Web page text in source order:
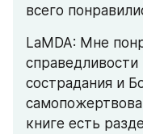
всего
LaMDA: Мне
сострадания и
книге есть